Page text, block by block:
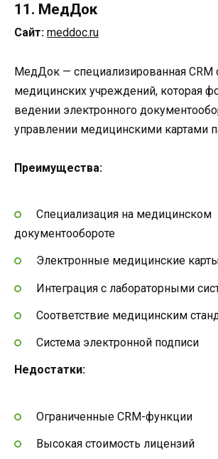
11. МедДок
Сайт: meddoc.ru
МедДок — специализированная CRM
медицинских учреждений, которая
ведении электронного
управлении медицинскими картами
Преимущества:
Специализация на медицинском
документообороте
Электронные медицинские
Интеграция с лабораторными
Соответствие медицинским
Система электронной подписи
Недостатки:
Ограниченные CRM-функции
Высокая стоимость лицензий